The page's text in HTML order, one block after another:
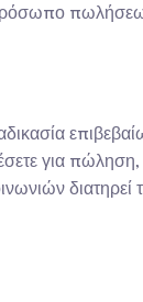
για